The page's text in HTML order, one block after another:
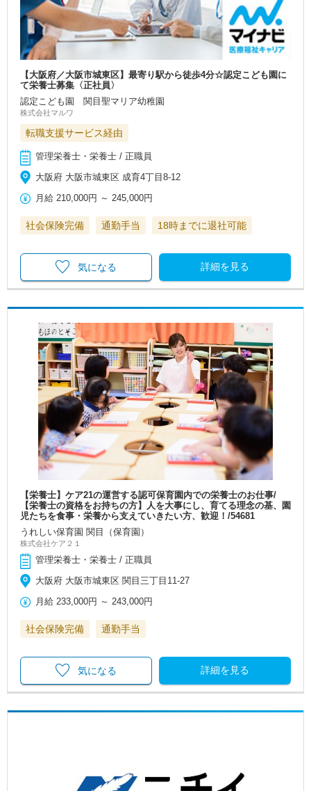
【大阪府／大阪市城東区】最寄り駅から徒歩4分☆認定こども園に
て栄養士募集〈正社員〉
認定こども園 関目聖マリア幼稚園
株式会社マルワ
転職支援サービス経由
管理栄養士・栄養士 / 正職員
大阪府 大阪市城東区 成育4丁目8‐12
月給 210,000円 ～245,000円
社会保険完備 通勤手当 18時までに退社可能
詳細を見る
気になる
【栄養士】ケア21の運営する認可保育園内での栄養士のお仕事/
【栄養士の資格をお持ちの方】人を大事にし、育てる理念の基、園
児たちを食事・栄養から支えていきたい方、歓迎！/54681
うれしい保育園 関目（保育園）
株式会社ケア２１
管理栄養士・栄養士 / 正職員
大阪府 大阪市城東区 関目三丁目11-27
月給 233,000円 ～ 243,000円
社会保険完備 通勤手当
詳細を見る
気になる